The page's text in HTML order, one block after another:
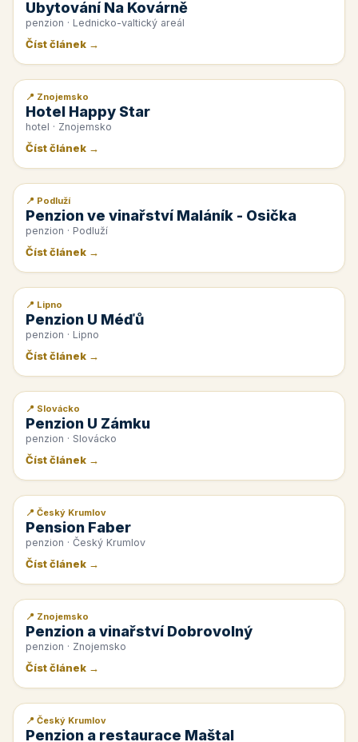
Ubytování Na Kovárně
penzion · Lednicko-valtický areál
Číst článek →
📰 PR článek
📍 Znojemsko
Hotel Happy Star
hotel · Znojemsko
Číst článek →
📰 PR článek
📍 Podluží
Penzion ve vinařství Maláník - Osička
penzion · Podluží
Číst článek →
📰 PR článek
📍 Lipno
Penzion U Méďů
penzion · Lipno
Číst článek →
📰 PR článek
📍 Slovácko
Penzion U Zámku
penzion · Slovácko
Číst článek →
📰 PR článek
📍 Český Krumlov
Pension Faber
penzion · Český Krumlov
Číst článek →
📰 PR článek
📍 Znojemsko
Penzion a vinařství Dobrovolný
penzion · Znojemsko
Číst článek →
📰 PR článek
📍 Český Krumlov
Penzion a restaurace Maštal